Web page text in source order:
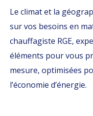
Le climat et la
sur vos besoins en
chauffagiste RGE,
éléments pour vous
mesure, optimisées
l’économie d’énergie.